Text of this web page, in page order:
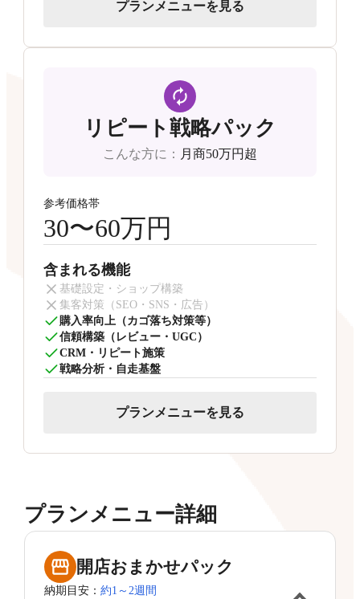
プランメニューを見る
リピート戦略パック
こんな方に ： 月商50万円超
参考価格帯
30〜60万円
含まれる機能
基礎設定・ショップ構築
集客対策（SEO・SNS・広告）
購入率向上（カゴ落ち対策等）
信頼構築（レビュー・UGC）
CRM・リピート施策
戦略分析・自走基盤
プランメニューを見る
プランメニュー詳細
開店おまかせパック
納期目安：約1～2週間